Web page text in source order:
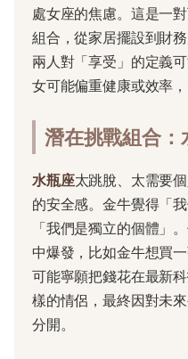
處女座的焦慮。這是一
組合，從家居擺設到財
兩人對「享受」的定義
女可能偏重健康或效率，
潛在挑戰組合
水瓶座太跳脫、太需要
的安全感。金牛覺得「
「我們是獨立的個體」
中爆發，比如金牛想買
可能寧願把錢花在最新
樣的情侶，最終因對未
分開。